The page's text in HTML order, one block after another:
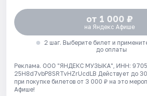
от 1 000 ₽
на Яндекс Афише
2 шаг. Выберите билет и
до оплаты
Реклама. ООО "ЯНДЕКС МУЗЫКА", ИНН:
25H8d7vbP8SRTvHZrUcdLB Действует до
при покупке билетов от 3 000 ₽ на это
Афише!